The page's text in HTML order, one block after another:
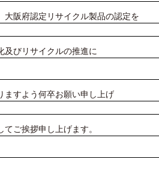
阪府認定リサイクル製品の認定を
及びリサイクルの推進に
ますよう何卒お願い申し上げ
ご挨拶申し上げます。